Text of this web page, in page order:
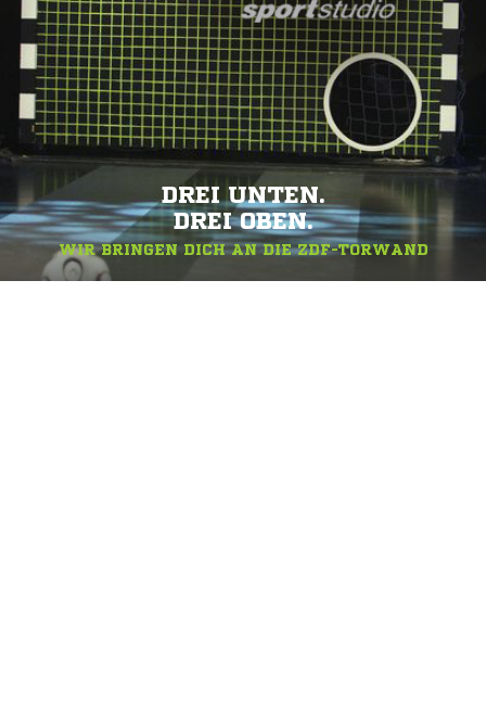
DREI UNTEN.
DREI OBEN.
WIR BRINGEN DICH AN DIE ZDF-TORWAND